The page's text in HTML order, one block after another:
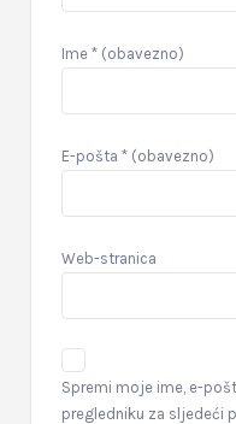
Ime * (obavezno)
E-pošta * (obavezno)
Web-stranica
Spremi moje ime, e-
pregledniku za sljedeći